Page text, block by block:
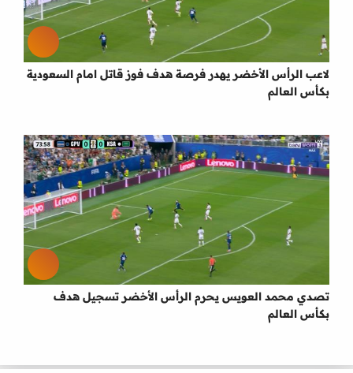
لاعب الرأس الأخضر يهدر فرصة هدف فوز قاتل امام السعودية
بكأس العالم
تصدي محمد العويس يحرم الرأس الأخضر تسجيل هدف
بكأس العالم